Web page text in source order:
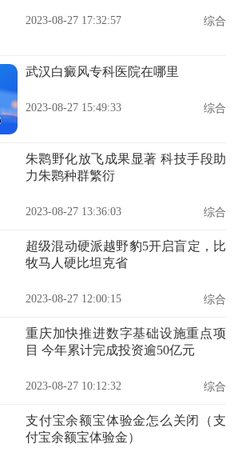
2023-08-27 17:32:57 综合
武汉白癜风专科医院在哪里
2023-08-27 15:49:33 综合
朱鹮野化放飞成果显著 科技手段助
力朱鹮种群繁衍
2023-08-27 13:36:03 综合
超级混动硬派越野豹5开启盲定，比
牧马人硬比坦克省
2023-08-27 12:00:15 综合
重庆加快推进数字基础设施重点项
目 今年累计完成投资逾50亿元
2023-08-27 10:12:32 综合
支付宝余额宝体验金怎么关闭（支
付宝余额宝体验金）